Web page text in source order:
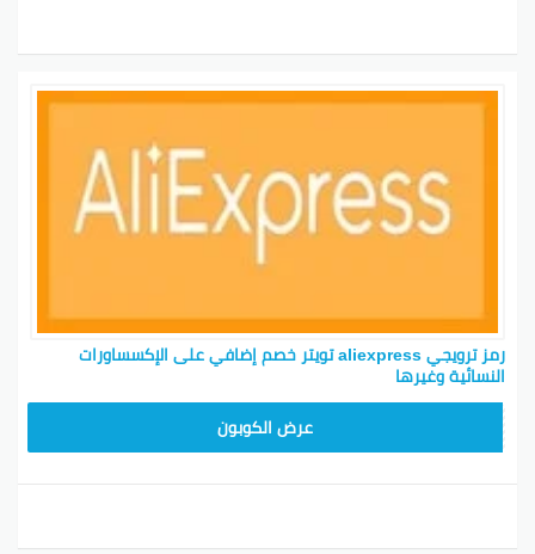
رمز ترويجي aliexpress تويتر خصم إضافي على الإكسساورات
النسائية وغيرها
عرض الكوبون